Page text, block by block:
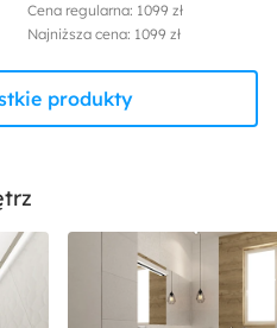
Cena regularna: 1099 zł
Najniższa cena: 1099 zł
produkty